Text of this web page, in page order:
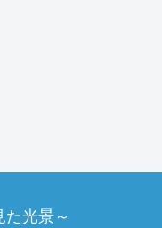
た光景～